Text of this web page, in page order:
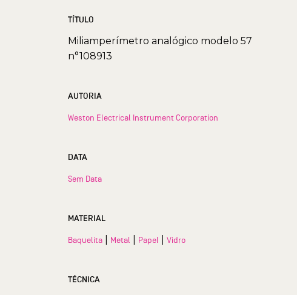
TÍTULO
Miliamperímetro analógico modelo 57
n°108913
AUTORIA
Weston Electrical Instrument Corporation
DATA
Sem Data
MATERIAL
Baquelita Metal Papel Vidro
TÉCNICA